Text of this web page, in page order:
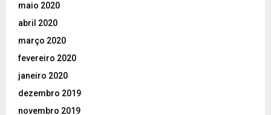
maio 2020
abril 2020
março 2020
fevereiro 2020
janeiro 2020
dezembro 2019
novembro 2019